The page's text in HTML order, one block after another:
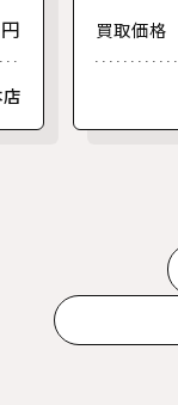
円
【中古】
買取価格